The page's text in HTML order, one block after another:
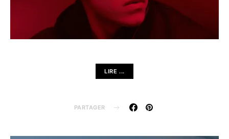
LIRE ...
PARTAGER